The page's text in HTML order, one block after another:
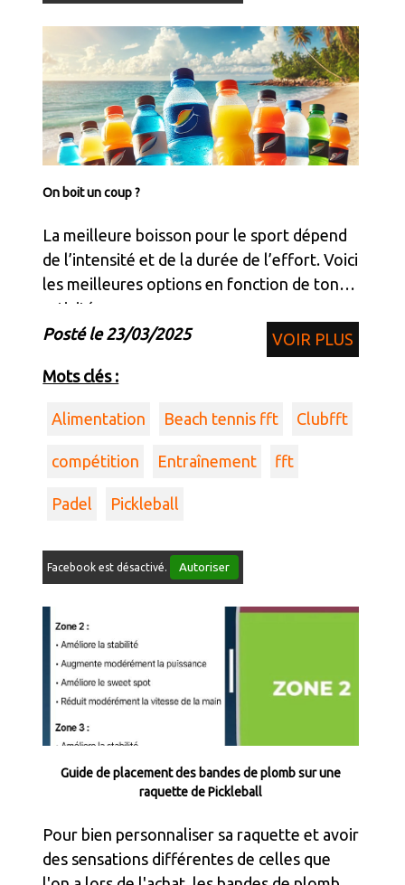
On boit un coup ?
La meilleure boisson pour le sport dépend
de l’intensité et de la durée de l’effort. Voici
les meilleures options en fonction de ton
activité :
Posté le 23/03/2025
VOIR PLUS
Mots clés :
Alimentation Beach tennis fft Clubfft
compétition Entraînement fft
Padel Pickleball
Facebook est désactivé. Autoriser
Guide de placement des bandes de plomb sur une
raquette de Pickleball
Pour bien personnaliser sa raquette et avoir
des sensations différentes de celles que